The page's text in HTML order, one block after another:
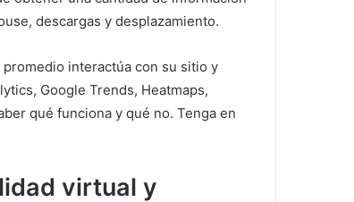
descargas y desplazamiento.
interactúa con su sitio y
Google Trends, Heatmaps,
qué funciona y qué no. Tenga en
virtual y